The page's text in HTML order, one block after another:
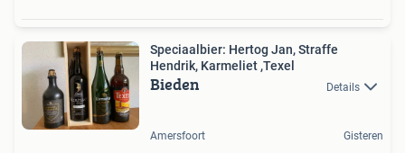
Speciaalbier: Hertog Jan, Straffe
Hendrik, Karmeliet ,Texel
Bieden Details
Amersfoort Gisteren